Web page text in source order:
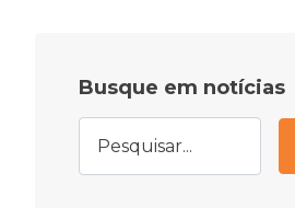
Busque em notícias